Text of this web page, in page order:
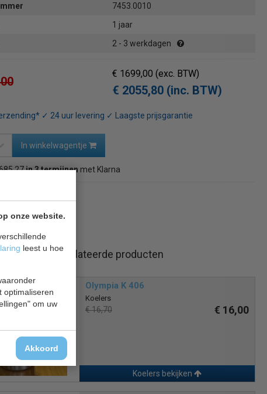
onze website.
leest u hoe
optimaliseren
om uw
Akkoord
7453.0010
1 jaar
2 - 3 werkdagen
€ 1699,00(exc. BTW)
€ 2055,80 (inc. BTW)
✓ 24 uur levering ✓ Laagste prijsgarantie
In winkelwagentje
in 3 termijnen met Klarna
naar overzicht
Gerelateerde producten
Olympia K 406
Koelers
€ 16,70 € 16,00
Koelers bekijken